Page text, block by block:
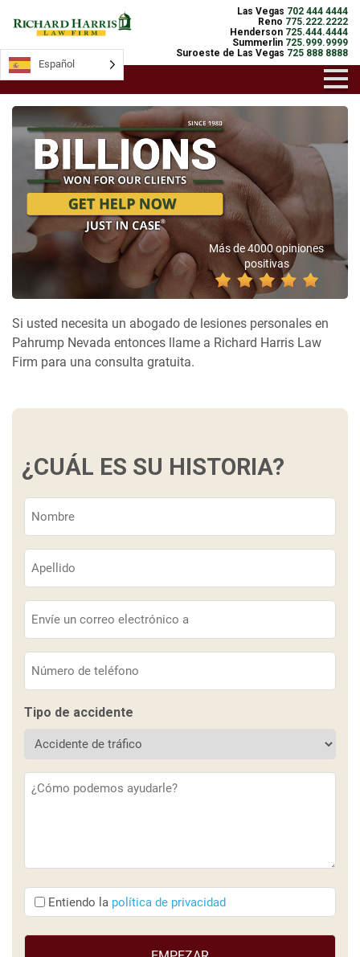
Las Vegas 702 444 4444
Reno 775.222.2222
Henderson 725.444.4444
Summerlin 725.999.9999
Suroeste de Las Vegas 725 888 8888
Más de 4000 opiniones
positivas
Si usted necesita un abogado de lesiones personales en
Pahrump Nevada entonces llame a Richard Harris Law
Firm para una consulta gratuita.
¿CUÁL ES SU HISTORIA?
(Obligatorio)
electrónico
Tipo de accidente
Descripción
Entiendo
que
(Obligatorio)
Entiendo la política de privacidad
Español